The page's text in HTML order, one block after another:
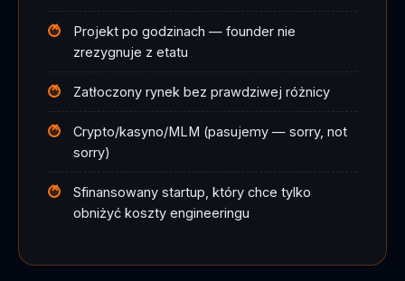
Projekt po godzinach — founder nie
zrezygnuje z etatu
Zatłoczony rynek bez prawdziwej różnicy
Crypto/kasyno/MLM (pasujemy — sorry, not
sorry)
Sfinansowany startup, który chce tylko
obniżyć koszty engineeringu